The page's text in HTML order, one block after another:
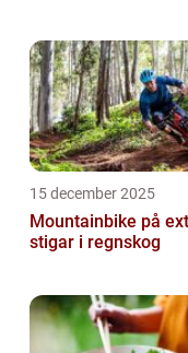
15 december 2025
Mountainbike på
stigar i regnskog